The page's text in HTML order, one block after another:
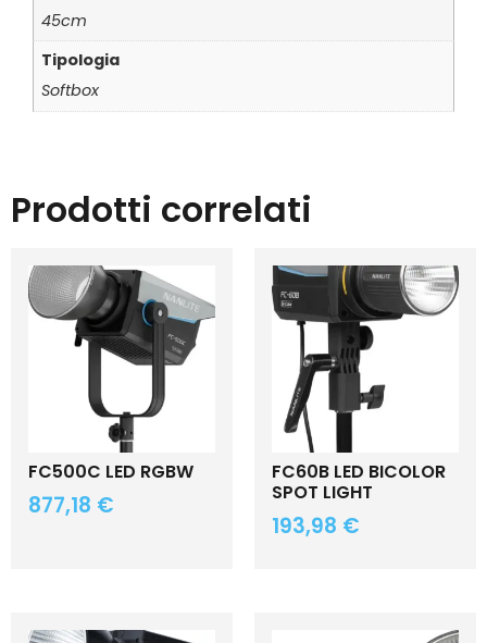
45cm
Tipologia
Softbox
Prodotti correlati
FC500C LED RGBW
877,18 €
FC60B LED BICOLOR
SPOT LIGHT
193,98 €